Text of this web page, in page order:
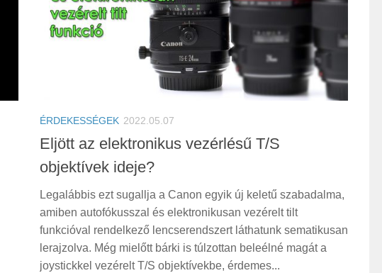
ÉRDEKESSÉGEK 2022.05.07
Eljött az elektronikus vezérlésű T/S
objektívek ideje?
Legalábbis ezt sugallja a Canon egyik új keletű szabadalma,
amiben autofókusszal és elektronikusan vezérelt tilt
funkcióval rendelkező lencserendszert láthatunk sematikusan
lerajzolva. Még mielőtt bárki is túlzottan beleélné magát a
joystickkel vezérelt T/S objektívekbe, érdemes...